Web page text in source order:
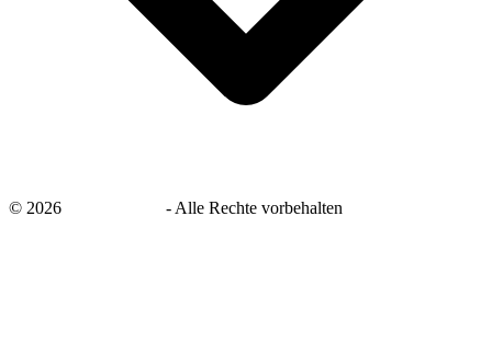
© 2026 -Alle Rechte vorbehalten